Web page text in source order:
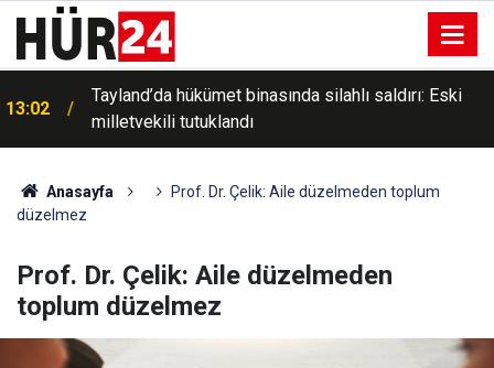
13:02
Tayland’da hükümet binasında silahlı saldırı: Eski
milletvekili tutuklandı
12:57
Güney Afrika Cumhuriyeti'nde güvenlik güçlerine
saldrı: 2'si polis 4 ölü
Anasayfa
Prof. Dr. Çelik: Aile düzelmeden toplum
düzelmez
Prof. Dr. Çelik: Aile düzelmeden
toplum düzelmez